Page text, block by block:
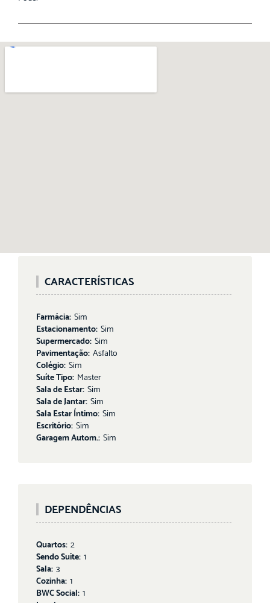
CARACTERÍSTICAS
Farmácia: Sim
Estacionamento: Sim
Supermercado: Sim
Pavimentação: Asfalto
Colégio: Sim
Suíte Tipo: Master
Sala de Estar: Sim
Sala de Jantar: Sim
Sala Estar Íntimo: Sim
Escritório: Sim
Garagem Autom.: Sim
DEPENDÊNCIAS
Quartos: 2
Sendo Suíte: 1
Sala: 3
Cozinha: 1
BWC Social: 1